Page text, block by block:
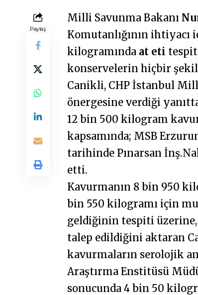
Paylaş
Milli Savunma Bakanı
Komutanlığının
kilogramında at eti tespit
konservelerin hiçbir
Canikli, CHP İstanbul
önergesine verdiği
12 bin 500 kilogram
kapsamında; MSB
tarihinde Pınarsan
etti.
Kavurmanın 8 bin 950
bin 550 kilogramı için
geldiğinin tespiti
talep edildiğini aktaran
kavurmaların serolojik
Araştırma Enstitüsü
sonucunda 4 bin 50